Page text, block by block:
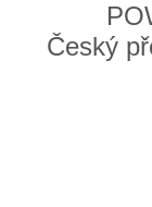
Český